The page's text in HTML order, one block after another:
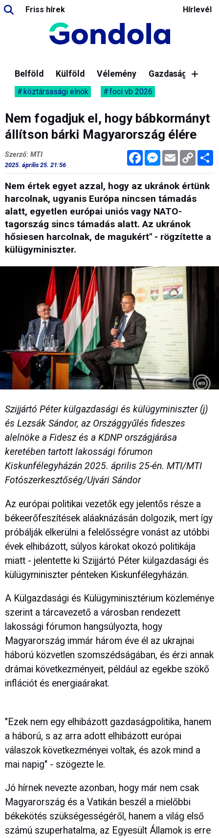
Friss hírek Hírlevél
Belföld Külföld Vélemény Gazdaság
köztársasági elnök foci vb 2026
Nem fogadjuk el, hogy bábkormányt
állítson bárki Magyarország élére
FacebookMessenger
Email Copy
Link
Szerző: MTI
2025. április 25. 21:56
Nem értek egyet azzal, hogy az ukránok értünk
harcolnak, ugyanis Európa nincsen támadás
alatt, egyetlen európai uniós vagy NATO-
tagország sincs támadás alatt. Az ukránok
hősiesen harcolnak, de magukért" - rögzítette a
külügyminiszter.
Szijjártó Péter külgazdasági és külügyminiszter (j)
és Lezsák Sándor, az Országgyűlés fideszes
alelnöke a Fidesz és a KDNP országjárása
keretében tartott lakossági fórumon
Kiskunfélegyházán 2025. április 25-én. MTI/MTI
Fotószerkesztőség/Ujvári Sándor
Az európai politikai vezetők egy jelentős része a
békeerőfeszítések aláaknázásán dolgozik, mert így
próbálják elkerülni a felelősségre vonást az utóbbi
évek elhibázott, súlyos károkat okozó politikája
miatt - jelentette ki Szijjártó Péter külgazdasági és
külügyminiszter pénteken Kiskunfélegyházán.
A Külgazdasági és Külügyminisztérium közleménye
szerint a tárcavezető a városban rendezett
lakossági fórumon hangsúlyozta, hogy
Magyarország immár három éve él az ukrajnai
háború közvetlen szomszédságában, és érzi annak
drámai következményeit, például az egekbe szökő
inflációt és energiaárakat.
"Ezek nem egy elhibázott gazdaságpolitika, hanem
a háború, s az arra adott elhibázott európai
válaszok következményei voltak, és azok mind a
mai napig" - szögezte le.
Jó hírnek nevezte azonban, hogy már nem csak
Magyarország és a Vatikán beszél a mielőbbi
békekötés szükségességéről, hanem a világ első
számú szuperhatalma, az Egyesült Államok is erre